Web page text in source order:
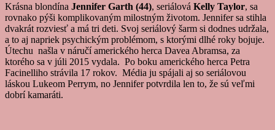
Krásna blondína Jennifer Garth (44), seriálová Kelly Taylor, sa
rovnako pýši komplikovaným milostným životom. Jennifer sa stihla
dvakrát rozviesť a má tri deti. Svoj seriálový šarm si dodnes udržala,
a to aj napriek psychickým problémom, s ktorými dlhé roky bojuje.
Útechu našla v náručí amerického herca Davea Abramsa, za
ktorého sa v júli 2015 vydala. Po boku amerického herca Petra
Facinelliho strávila 17 rokov. Média ju spájali aj so seriálovou
láskou Lukeom Perrym, no Jennifer potvrdila len to, že sú veľmi
dobrí kamaráti.